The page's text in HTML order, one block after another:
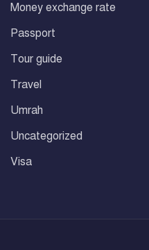
Money exchange rate
Passport
Tour guide
Travel
Umrah
Uncategorized
Visa